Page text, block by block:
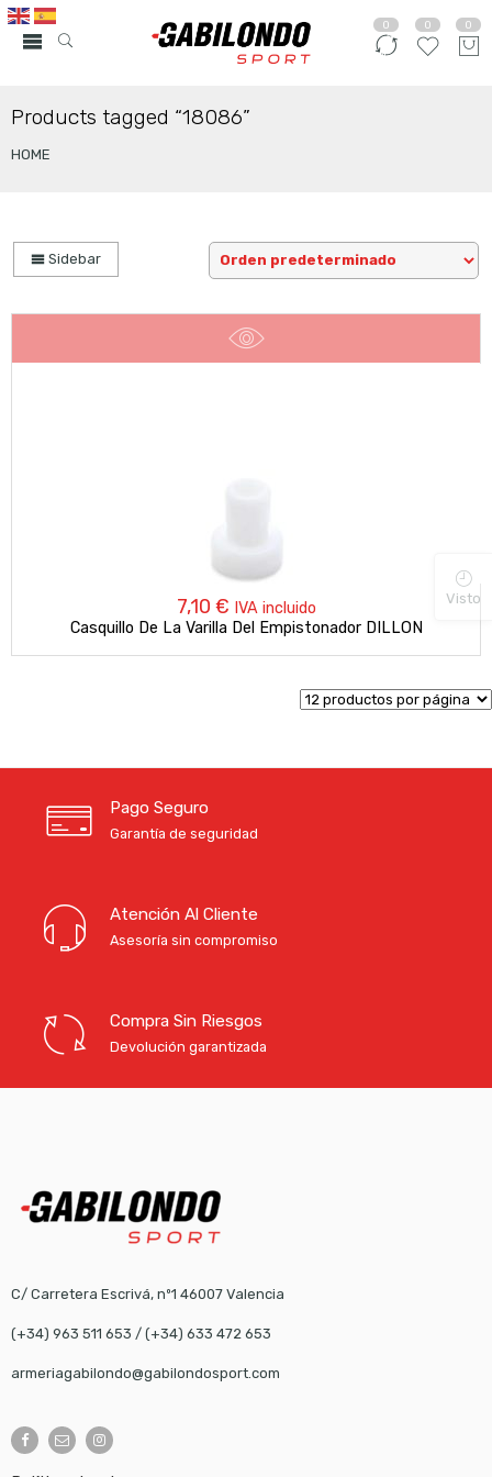
0 0 0
Products tagged “18086”
HOME
Sidebar
7,10 € IVA incluido
Casquillo De La Varilla Del Empistonador DILLON
Pago Seguro
Garantía de seguridad
Atención Al Cliente
Asesoría sin compromiso
Compra Sin Riesgos
Devolución garantizada
C/ Carretera Escrivá, nº1 46007 Valencia
(+34) 963 511 653 / (+34) 633 472 653
armeriagabilondo@gabilondosport.com
Visto